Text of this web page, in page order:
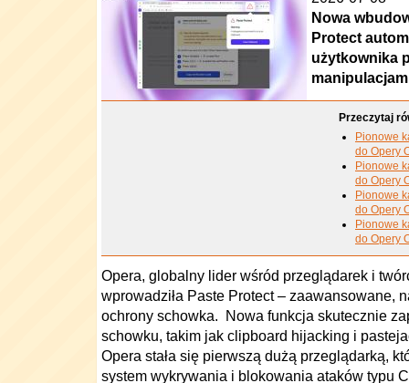
Nowa
Protect
użytkownika
Przeczytaj
Pionowe
do Opery
Pionowe
do Opery
Pionowe
do Opery
Pionowe
do Opery
Opera, globalny lider wśród przeglądarek i
wprowadziła Paste Protect – zaawansowane,
ochrony schowka. Nowa funkcja skutecznie
schowku, takim jak clipboard hijacking i
Opera stała się pierwszą dużą przeglądarką,
system wykrywania i blokowania ataków typu